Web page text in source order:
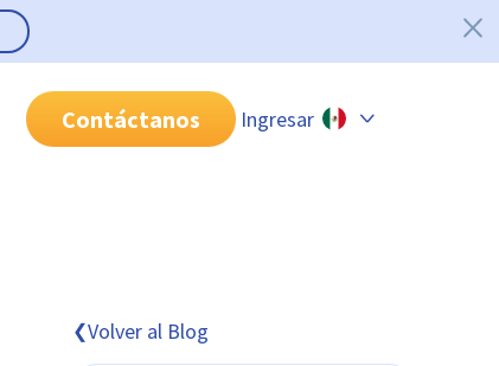
Contáctanos Ingresar
❮Volver al Blog